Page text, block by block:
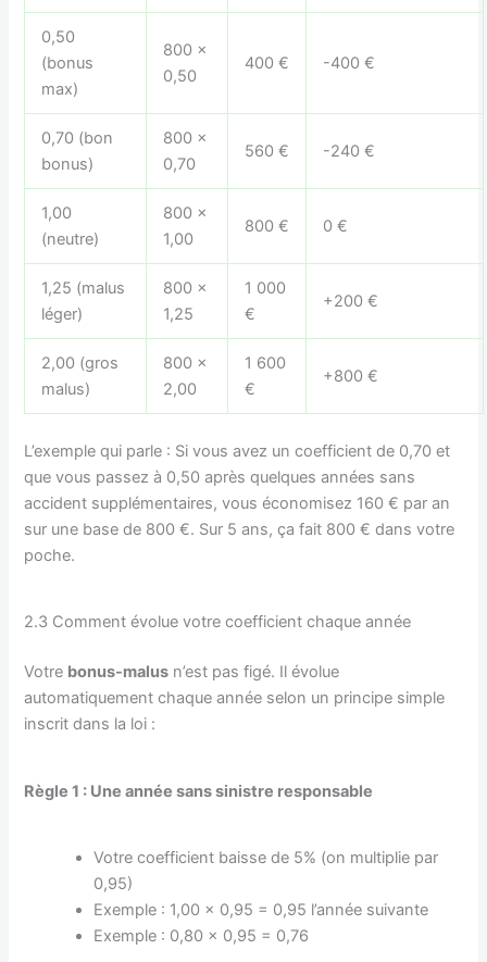
0,50
(bonus
max)
800 ×
0,50
400 € -400 €
0,70 (bon
bonus)
800 ×
0,70
560 € -240 €
1,00
(neutre)
800 ×
1,00
800 € 0 €
1,25 (malus
léger)
800 ×
1,25
1 000
€
+200 €
2,00 (gros
malus)
800 ×
2,00
1 600
€
+800 €
L’exemple qui parle : Si vous avez un coefficient de 0,70 et
que vous passez à 0,50 après quelques années sans
accident supplémentaires, vous économisez 160 € par an
sur une base de 800 €. Sur 5 ans, ça fait 800 € dans votre
poche.
2.3 Comment évolue votre coefficient chaque année
Votre bonus-malus n’est pas figé. Il évolue
automatiquement chaque année selon un principe simple
inscrit dans la loi :
Règle 1 : Une année sans sinistre responsable
Votre coefficient baisse de 5% (on multiplie par
0,95)
Exemple : 1,00 × 0,95 = 0,95 l’année suivante
Exemple : 0,80 × 0,95 = 0,76